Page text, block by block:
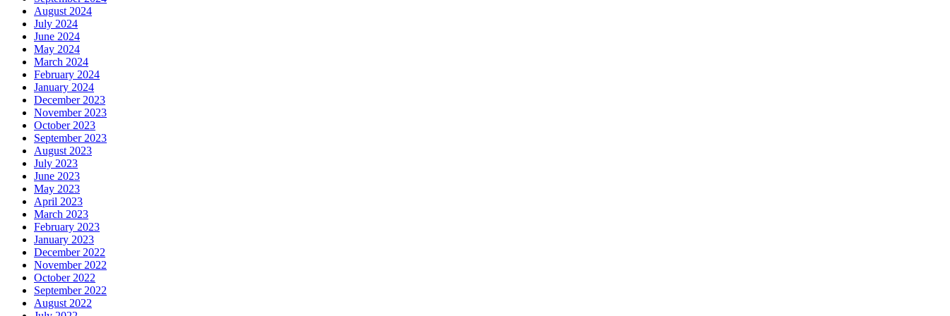
August 2024
July 2024
June 2024
May 2024
March 2024
February 2024
January 2024
December 2023
November 2023
October 2023
September 2023
August 2023
July 2023
June 2023
May 2023
April 2023
March 2023
February 2023
January 2023
December 2022
November 2022
October 2022
September 2022
August 2022